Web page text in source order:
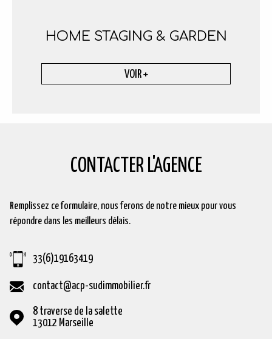
HOME STAGING & GARDEN
VOIR +
CONTACTER L'AGENCE
Remplissez ce formulaire, nous ferons de notre mieux pour vous
répondre dans les meilleurs délais.
33(6)19163419
contact@acp-sudimmobilier.fr
8 traverse de la salette
13012
Marseille